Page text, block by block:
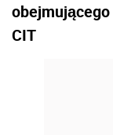
obejmującego
CIT